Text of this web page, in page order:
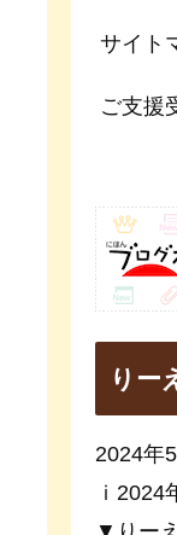
サイト
ご支援
りー
2024年
ｉ2024